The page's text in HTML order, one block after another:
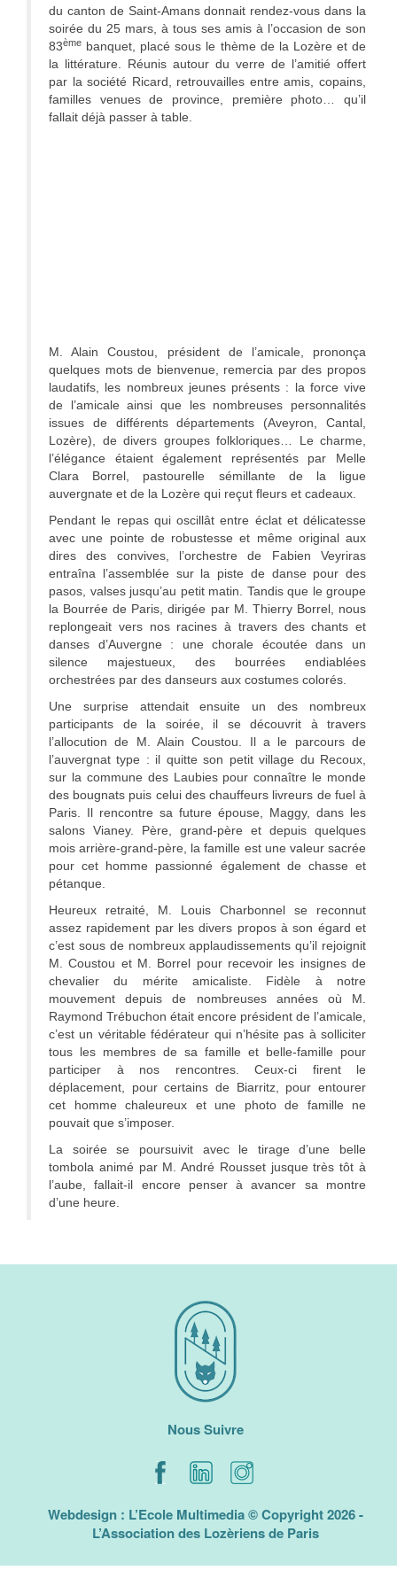
du canton de Saint-Amans donnait rendez-vous dans la
soirée du 25 mars, à tous ses amis à l’occasion de son
83ème banquet, placé sous le thème de la Lozère et de
la littérature. Réunis autour du verre de l’amitié offert
par la société Ricard, retrouvailles entre amis, copains,
familles venues de province, première photo… qu’il
fallait déjà passer à table.
M. Alain Coustou, président de l’amicale, prononça
quelques mots de bienvenue, remercia par des propos
laudatifs, les nombreuxjeunes présents : la force vive
de l’amicale ainsi que les nombreuses personnalités
issues de différents départements (Aveyron, Cantal,
Lozère), de divers groupes folkloriques… Le charme,
l’élégance étaient également représentés par Melle
Clara Borrel, pastourelle sémillante de la ligue
auvergnate et de la Lozère qui reçut fleurs et cadeaux.
Pendant le repas qui oscillât entre éclat et délicatesse
avec une pointe de robustesse et même original aux
dires des convives, l’orchestre de Fabien Veyriras
entraîna l’assemblée sur la piste de danse pour des
pasos, valses jusqu’au petit matin. Tandis que le groupe
la Bourrée de Paris, dirigée par M. Thierry Borrel, nous
replongeait vers nos racines à travers des chants et
danses d’Auvergne : une chorale écoutée dans un
silence majestueux, des bourrées endiablées
orchestrées par des danseurs aux costumes colorés.
Une surprise attendait ensuite un des nombreux
participants de la soirée, il se découvrit à travers
l’allocution de M. Alain Coustou. Il a le parcours de
l’auvergnat type : il quitte son petit village du Recoux,
sur la commune des Laubies pour connaître le monde
des bougnats puis celui des chauffeurs livreurs de fuel à
Paris. Il rencontre sa future épouse, Maggy, dans les
salons Vianey. Père, grand-père et depuis quelques
mois arrière-grand-père, la famille est une valeur sacrée
pour cet homme passionné également de chasse et
pétanque.
Heureux retraité, M. Louis Charbonnel se reconnut
assez rapidement par les divers propos à son égard et
c’est sous de nombreux applaudissements qu’il rejoignit
M. Coustou et M. Borrel pour recevoir les insignes de
chevalier du mérite amicaliste. Fidèle à notre
mouvement depuis de nombreuses années où M.
Raymond Trébuchon était encore président de l’amicale,
c’est un véritable fédérateur qui n’hésite pas à solliciter
tous les membres de sa famille et belle-famille pour
participer à nos rencontres. Ceux-ci firent le
déplacement, pour certains de Biarritz, pour entourer
cet homme chaleureux et une photo de famille ne
pouvait que s’imposer.
La soirée se poursuivit avec le tirage d’une belle
tombola animé par M. André Rousset jusque très tôt à
l’aube, fallait-il encore penser à avancer sa montre
d’une heure.
Nous Suivre
Webdesign : L’Ecole Multimedia © Copyright 2026 -
L’Association des Lozèriens de Paris